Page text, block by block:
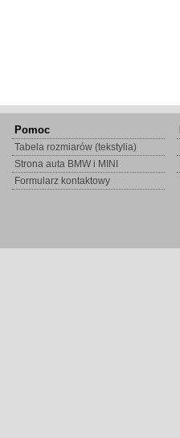
Pomoc
Tabela rozmiarów (tekstylia)
Strona auta BMW i MINI
Formularz kontaktowy